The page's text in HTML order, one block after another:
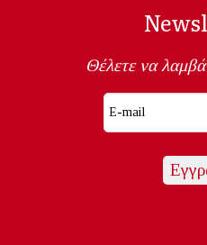
Θέλετε να